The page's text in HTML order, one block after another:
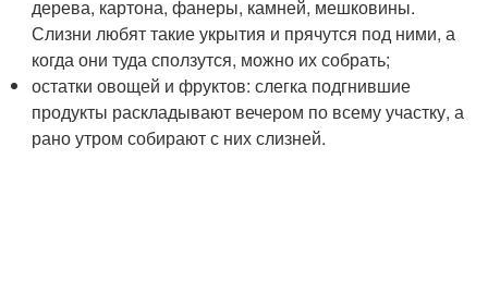
дерева, картона, фанеры, камней, мешковины.
Слизни любят такие укрытия и прячутся под ними, а
когда они туда сползутся, можно их собрать;
остатки овощей и фруктов: слегка подгнившие
продукты раскладывают вечером по всему участку, а
рано утром собирают с них слизней.